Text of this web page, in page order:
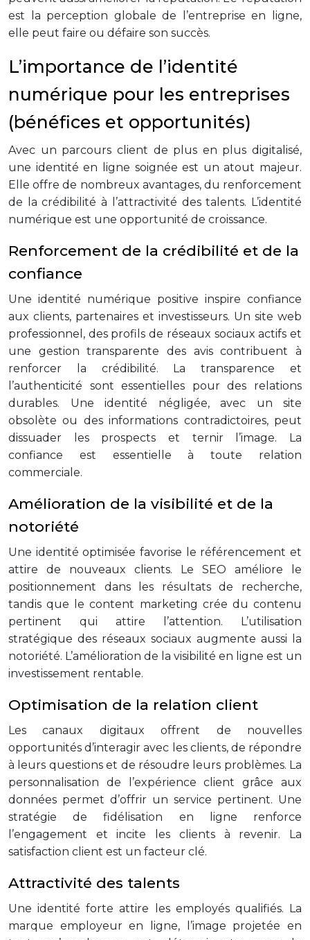
est la perception globale de l’entreprise en ligne,
elle peut faire ou défaire son succès.
L’importance de l’identité
numérique pour les entreprises
(bénéfices et opportunités)
Avec un parcours client de plus en plus digitalisé,
une identité en ligne soignée est un atout majeur.
Elle offre de nombreux avantages, du renforcement
de la crédibilité à l’attractivité des talents. L’identité
numérique est une opportunité de croissance.
Renforcement de la crédibilité et de la
confiance
Une identité numérique positive inspire confiance
aux clients, partenaires et investisseurs. Un site web
professionnel, des profils de réseaux sociaux actifs et
une gestion transparente des avis contribuent à
renforcer la crédibilité. La transparence et
l’authenticité sont essentielles pour des relations
durables. Une identité négligée, avec un site
obsolète ou des informations contradictoires, peut
dissuader les prospects et ternir l’image. La
confiance est essentielle à toute relation
commerciale.
Amélioration de la visibilité et de la
notoriété
Une identité optimisée favorise le référencement et
attire de nouveaux clients. Le SEO améliore le
positionnement dans les résultats de recherche,
tandis que le content marketing crée du contenu
pertinent qui attire l’attention. L’utilisation
stratégique des réseaux sociaux augmente aussi la
notoriété. L’amélioration de la visibilité en ligne est un
investissement rentable.
Optimisation de la relation client
Les canaux digitaux offrent de nouvelles
opportunités d’interagir avec les clients, de répondre
à leurs questions et de résoudre leurs problèmes. La
personnalisation de l’expérience client grâce aux
données permet d’offrir un service pertinent. Une
stratégie de fidélisation en ligne renforce
l’engagement et incite les clients à revenir. La
satisfaction client est un facteur clé.
Attractivité des talents
Une identité forte attire les employés qualifiés. La
marque employeur en ligne, l’image projetée en